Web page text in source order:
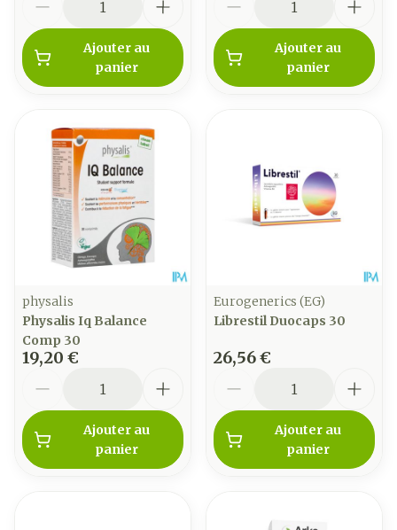
Ajouter au
panier
Ajouter au
panier
physalis
Physalis Iq Balance
Comp 30
19,20 €
Ajouter au
panier
Eurogenerics (EG)
Librestil Duocaps 30
26,56 €
Ajouter au
panier